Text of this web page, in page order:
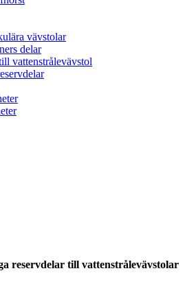
vävstolar
delar
vattenstrålevävstol
reservdelar till vattenstrålevävstolar